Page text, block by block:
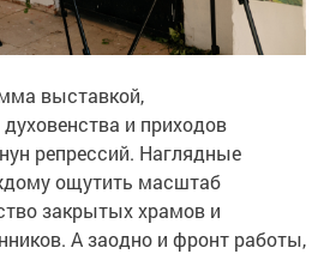
выставкой,
и приходов
репрессий. Наглядные
ощутить масштаб
закрытых храмов и
А заодно и фронт работы,